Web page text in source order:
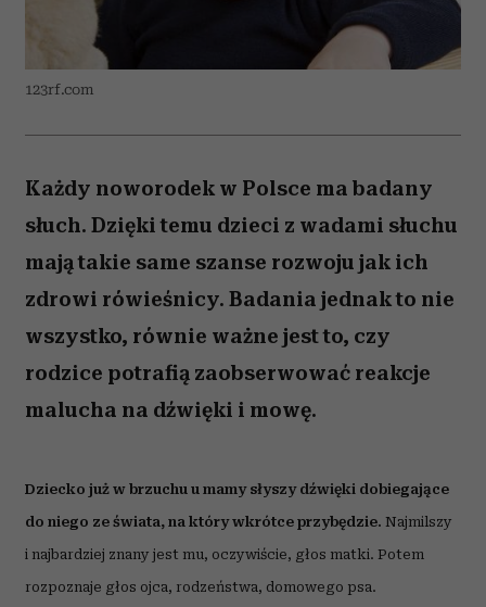
123rf.com
Każdy noworodek w Polsce ma badany
słuch. Dzięki temu dzieci z wadami słuchu
mają takie same szanse rozwoju jak ich
zdrowi rówieśnicy. Badania jednak to nie
wszystko, równie ważne jest to, czy
rodzice potrafią zaobserwować reakcje
malucha na dźwięki i mowę.
Dziecko już w brzuchu u mamy słyszy dźwięki dobiegające
do niego ze świata, na który wkrótce przybędzie. Najmilszy
i najbardziej znany jest mu, oczywiście, głos matki. Potem
rozpoznaje głos ojca, rodzeństwa, domowego psa.